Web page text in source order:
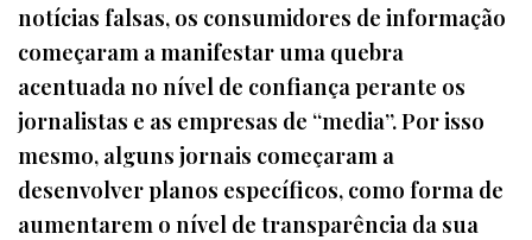
notícias falsas, os consumidores de informação
começaram a manifestar uma quebra
acentuada no nível de confiança perante os
jornalistas e as empresas de “media”. Por isso
mesmo, alguns jornais começaram a
desenvolver planos específicos, como forma de
aumentarem o nível de transparência da sua